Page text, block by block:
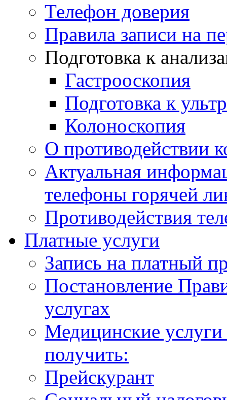
Телефон доверия
Правила записи на
Подготовка к
Гастрооскопия
Подготовка к
Колоноскопия
О противодействии
Актуальная
телефоны горячей
Противодействия
Платные услуги
Запись на платный
Постановление
услугах
Медицинские
получить:
Прейскурант